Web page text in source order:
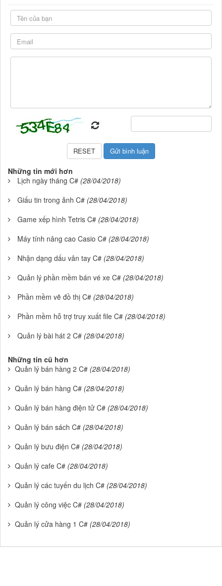
Những tin mới hơn
Lịch ngày tháng C# (28/04/2018)
Giấu tin trong ảnh C# (28/04/2018)
Game xếp hình Tetris C# (28/04/2018)
Máy tính nâng cao Casio C# (28/04/2018)
Nhận dạng dấu vân tay C# (28/04/2018)
Quản lý phần mềm bán vé xe C# (28/04/2018)
Phần mềm vẽ đồ thị C# (28/04/2018)
Phần mềm hỗ trợ truy xuất file C# (28/04/2018)
Quản lý bài hát 2 C# (28/04/2018)
Những tin cũ hơn
Quản lý bán hàng 2 C# (28/04/2018)
Quản lý bán hàng C# (28/04/2018)
Quản lý bán hàng điện tử C# (28/04/2018)
Quản lý bán sách C# (28/04/2018)
Quản lý bưu điện C# (28/04/2018)
Quản lý cafe C# (28/04/2018)
Quản lý các tuyến du lịch C# (28/04/2018)
Quản lý công việc C# (28/04/2018)
Quản lý cửa hàng 1 C# (28/04/2018)